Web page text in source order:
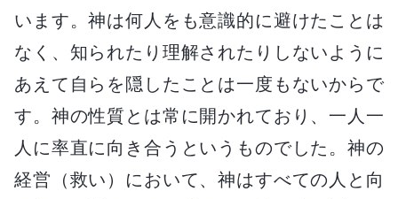
います。神は何人をも意識的に避けたことは
なく、知られたり理解されたりしないように
あえて自らを隠したことは一度もないからで
す。神の性質とは常に開かれており、一人一
人に率直に向き合うというものでした。神の
経営（救い）において、神はすべての人と向